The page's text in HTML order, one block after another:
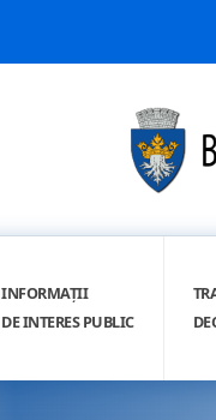
INFORMAȚII
DE INTERES PUBLIC